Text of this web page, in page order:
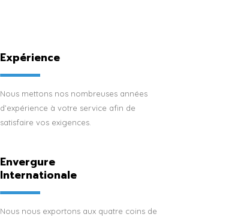
Expérience
Nous mettons nos nombreuses années
d’expérience à votre service afin de
satisfaire vos exigences.
Envergure
Internationale
Nous nous exportons aux quatre coins de